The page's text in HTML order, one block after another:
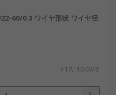
60/0.3 ワイヤ形状 ワイヤ径
￥17,110.00/個